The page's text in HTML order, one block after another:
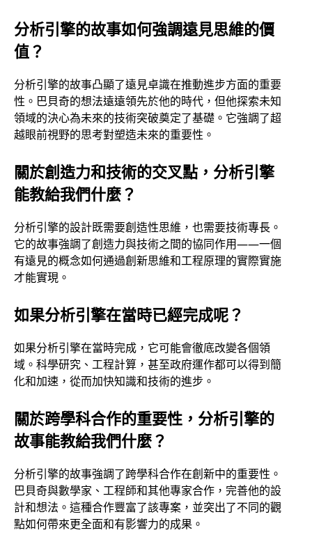
分析引擎的故事如何強調遠見思維的價
值？
分析引擎的故事凸顯了遠見卓識在推動進步方面的重要
性。巴貝奇的想法遠遠領先於他的時代，但他探索未知
領域的決心為未來的技術突破奠定了基礎。它強調了超
越眼前視野的思考對塑造未來的重要性。
關於創造力和技術的交叉點，分析引擎
能教給我們什麼？
分析引擎的設計既需要創造性思維，也需要技術專長。
它的故事強調了創造力與技術之間的協同作用——一個
有遠見的概念如何通過創新思維和工程原理的實際實施
才能實現。
如果分析引擎在當時已經完成呢？
如果分析引擎在當時完成，它可能會徹底改變各個領
域。科學研究、工程計算，甚至政府運作都可以得到簡
化和加速，從而加快知識和技術的進步。
關於跨學科合作的重要性，分析引擎的
故事能教給我們什麼？
分析引擎的故事強調了跨學科合作在創新中的重要性。
巴貝奇與數學家、工程師和其他專家合作，完善他的設
計和想法。這種合作豐富了該專案，並突出了不同的觀
點如何帶來更全面和有影響力的成果。